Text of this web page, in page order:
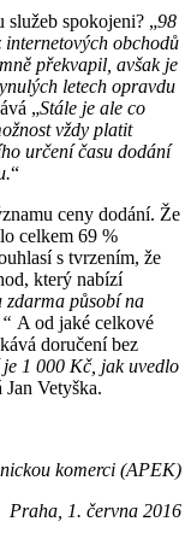
spokojeni? „98
internetových obchodů
překvapil, avšak je
letech opravdu
„Stále je ale co
vždy platit
určení času dodání
“
ceny dodání. Že
celkem 69 %
s tvrzením, že
který nabízí
zdarma působí na
A od jaké celkové
doručení bez
je 1 000 Kč, jak uvedlo
Jan Vetyška.
komerci (APEK)
Praha, 1. června 2016